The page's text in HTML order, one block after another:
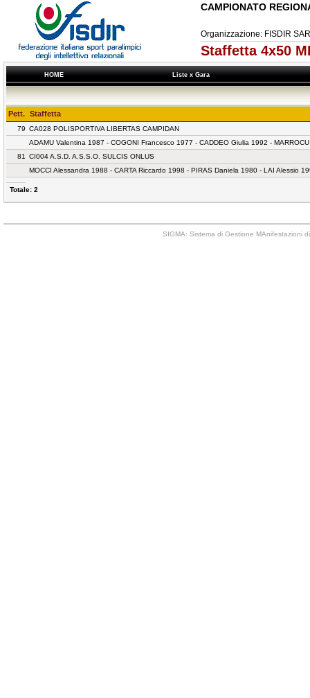
CAMPIONATO
Organizzazione: FISDIR
Staffetta 4x50
HOME Liste x Gara
Pett. Staffetta
79 CA028 POLISPORTIVA LIBERTAS CAMPIDAN
ADAMU Valentina 1987 - COGONI Francesco 1977 - CADDEO Giulia 1992 -
81
CI004 A.S.D. A.S.S.O. SULCIS ONLUS
MOCCI Alessandra 1988 - CARTA Riccardo 1998 - PIRAS Daniela 1980 - LAI Alessio
Totale: 2
SIGMA: Sistema di Gestione MAnifestazioni